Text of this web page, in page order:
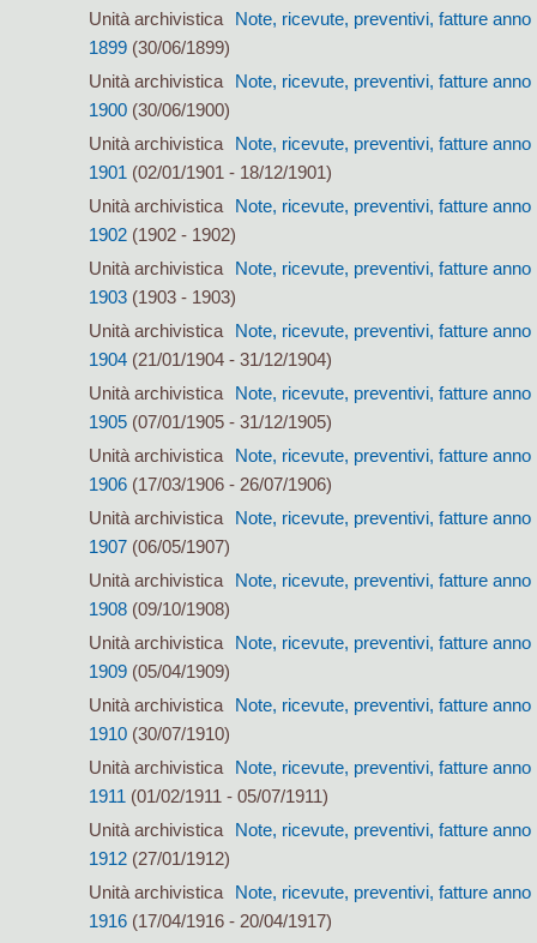
Unità archivistica
Note, ricevute, preventivi, fatture anno
1899 (30/06/1899)
Unità archivistica
Note, ricevute, preventivi, fatture anno
1900 (30/06/1900)
Unità archivistica
Note, ricevute, preventivi, fatture anno
1901 (02/01/1901 - 18/12/1901)
Unità archivistica
Note, ricevute, preventivi, fatture anno
1902 (1902 - 1902)
Unità archivistica
Note, ricevute, preventivi, fatture anno
1903 (1903 - 1903)
Unità archivistica
Note, ricevute, preventivi, fatture anno
1904 (21/01/1904 - 31/12/1904)
Unità archivistica
Note, ricevute, preventivi, fatture anno
1905 (07/01/1905 - 31/12/1905)
Unità archivistica
Note, ricevute, preventivi, fatture anno
1906 (17/03/1906 - 26/07/1906)
Unità archivistica
Note, ricevute, preventivi, fatture anno
1907 (06/05/1907)
Unità archivistica
Note, ricevute, preventivi, fatture anno
1908 (09/10/1908)
Unità archivistica
Note, ricevute, preventivi, fatture anno
1909 (05/04/1909)
Unità archivistica
Note, ricevute, preventivi, fatture anno
1910 (30/07/1910)
Unità archivistica
Note, ricevute, preventivi, fatture anno
1911 (01/02/1911 - 05/07/1911)
Unità archivistica
Note, ricevute, preventivi, fatture anno
1912 (27/01/1912)
Unità archivistica
Note, ricevute, preventivi, fatture anno
1916 (17/04/1916 - 20/04/1917)